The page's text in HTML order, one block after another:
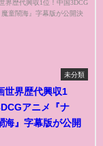
未分類
世界歴代興収1
アニメ『ナ
海』字幕版が公開